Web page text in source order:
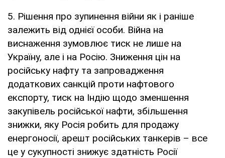
5. Рішення про зупинення війни як і раніше
залежить від однієї особи. Війна на
виснаження зумовлює тиск не лише на
Україну, але і на Росію. Зниження цін на
російську нафту та запровадження
додаткових санкцій проти нафтового
експорту, тиск на Індію щодо зменшення
закупівель російської нафти, збільшення
знижки, яку Росія робить для продажу
енергоносії, арешт російських танкерів – все
це у сукупності знижує здатність Росії